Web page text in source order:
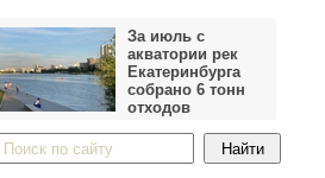
За июль с
акватории рек
Екатеринбурга
собрано 6 тонн
отходов